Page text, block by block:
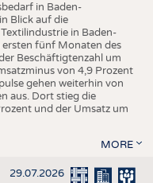
in Baden-
Blick auf die
in Baden-
fünf Monaten des
Beschäftigtenzahl um
von 4,9 Prozent
gehen weiterhin von
aus. Dort stieg die
und der Umsatz um
MORE
29.07.2026